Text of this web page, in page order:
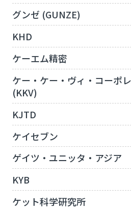
グンゼ (GUNZE)
KHD
ケーエム精密
ケー・ケー・ヴィ・コーポ
(KKV)
KJTD
ケイセブン
ゲイツ・ユニッタ・アジア
KYB
ケット科学研究所